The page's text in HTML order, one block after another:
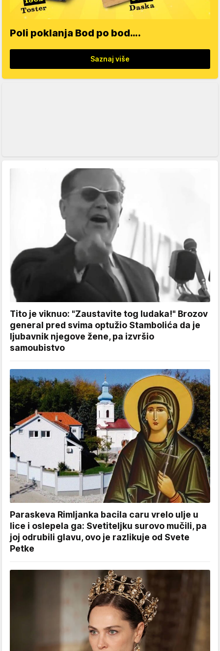
Poli poklanja Bod po bod….
Saznaj više
Tito je viknuo: "Zaustavite tog ludaka!" Brozov
general pred svima optužio Stambolića da je
ljubavnik njegove žene, pa izvršio
samoubistvo
Paraskeva Rimljanka bacila caru vrelo ulje u
lice i oslepela ga: Svetiteljku surovo mučili, pa
joj odrubili glavu, ovo je razlikuje od Svete
Petke